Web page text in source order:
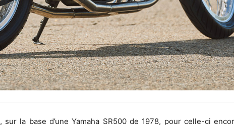
la base d’une Yamaha SR500 de 1978, pour celle-ci